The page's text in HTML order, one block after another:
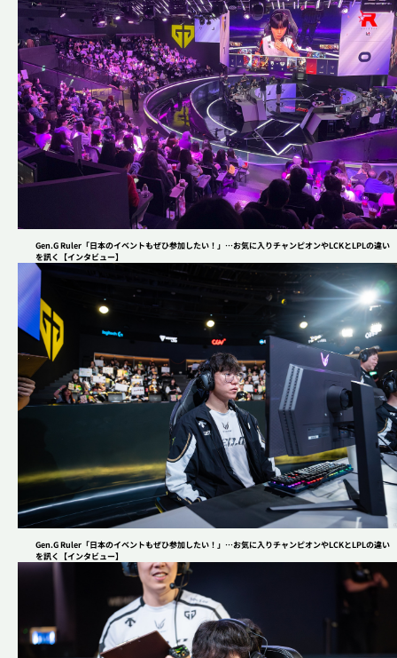
Gen.G Ruler「日本のイベントもぜひ参加したい！」…お気に入りチャンピオンやLCKとLPLの違い
を訊く【インタビュー】
Gen.G Ruler「日本のイベントもぜひ参加したい！」…お気に入りチャンピオンやLCKとLPLの違い
を訊く【インタビュー】